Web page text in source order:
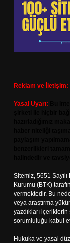
Reklam ve İletişim:
Yasal Uyarı:
Sitemiz, 5651
Kurumu (BTK)
vermektedir. Bu
veya araştırma
yazdıkları
sorumluluğu kabul
Hukuka ve yasal